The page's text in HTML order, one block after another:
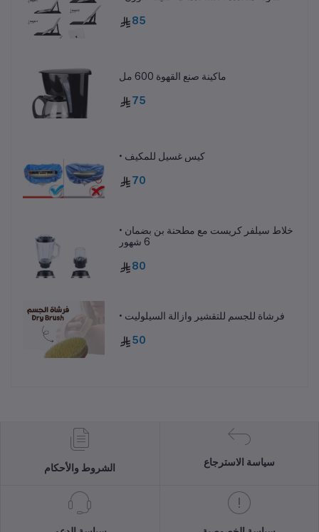
85
ماكينة صنع القهوة 600 مل
75
• كيس غسيل للمكيف
70
• خلاط سيلفر كريست مع مطحنة بن بضمان
6 شهور
80
• فرشاة للجسم للتقشير وازالة السيلوليت
50
الشروط والأحكام
سياسة الاسترجاع